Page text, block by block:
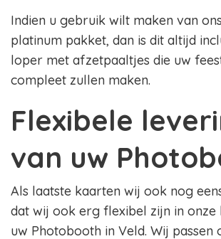
Indien u gebruik wilt maken van
platinum pakket, dan is dit altijd
loper met afzetpaaltjes die uw
compleet zullen maken.
Flexibele
van uw
Als laatste kaarten wij ook nog
dat wij ook erg flexibel zijn in onze
uw Photobooth in Veld. Wij passen